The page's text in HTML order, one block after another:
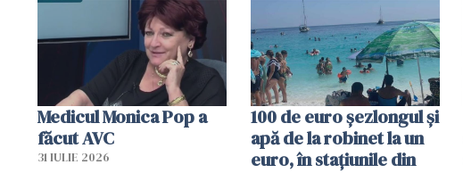
Medicul Monica Pop a
făcut AVC
31 IULIE 2026
100 de euro șezlongul și
apă de la robinet la un
euro, în stațiunile din